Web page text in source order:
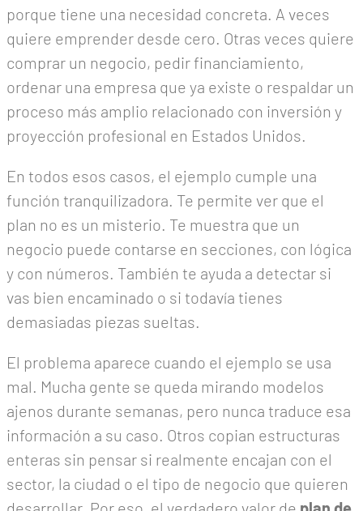
porque tiene una necesidad concreta. A veces
quiere emprender desde cero. Otras veces quiere
comprar un negocio, pedir financiamiento,
ordenar una empresa que ya existe o respaldar un
proceso más amplio relacionado con inversión y
proyección profesional en Estados Unidos.
En todos esos casos, el ejemplo cumple una
función tranquilizadora. Te permite ver que el
plan no es un misterio. Te muestra que un
negocio puede contarse en secciones, con lógica
y con números. También te ayuda a detectar si
vas bien encaminado o si todavía tienes
demasiadas piezas sueltas.
El problema aparece cuando el ejemplo se usa
mal. Mucha gente se queda mirando modelos
ajenos durante semanas, pero nunca traduce esa
información a su caso. Otros copian estructuras
enteras sin pensar si realmente encajan con el
sector, la ciudad o el tipo de negocio que quieren